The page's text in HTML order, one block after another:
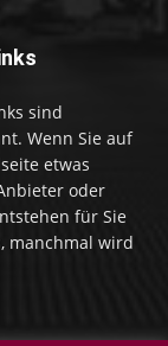
sind
Wenn Sie auf
etwas
oder
für Sie
manchmal wird